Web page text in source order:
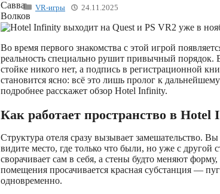
VR-игры
24.11.2025
Во время первого знакомства с этой игрой
реальность специально рушит привычный порядок.
стойке никого нет, а подпись в регистрационной
становится ясно: всё это лишь пролог к
подробнее расскажет обзор Hotel Infinity.
Как работает пространство в Hotel
Структура отеля сразу вызывает замешательство.
видите место, где только что были, но уже с
сворачивает сам в себя, а стены будто меняют
помещения просачивается красная субстанция —
одновременно.